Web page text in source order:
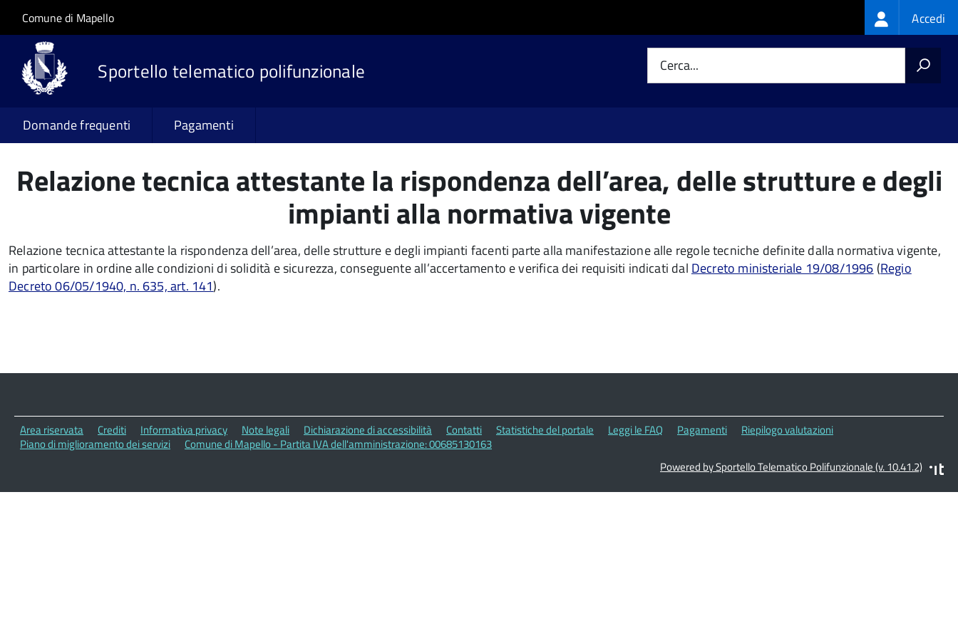
Salta al contenuto principale
Skip to site navigation
Comune di Mapello Login
menu
Accedi
Sportello telematico polifunzionale Cerca...
Domande frequenti Pagamenti
Relazione tecnica attestante la rispondenza dell’area, delle strutture e degli
impianti alla normativa vigente
Relazione tecnica attestante la rispondenza dell’area, delle strutture e degli impianti facenti parte alla manifestazione alle regole tecniche definite dalla normativa vigente,
in particolare in ordine alle condizioni di solidità e sicurezza, conseguente all’accertamento e verifica dei requisiti indicati dal Decreto ministeriale 19/08/1996 (Regio
Decreto 06/05/1940, n. 635, art. 141).
Area riservata Crediti Informativa privacy Note legali Dichiarazione di accessibilità Contatti Statistiche del portale Leggi le FAQ Pagamenti
Riepilogo valutazioni
Piano di miglioramento dei servizi
Comune di Mapello - Partita IVA dell'amministrazione: 00685130163
Powered by Sportello Telematico Polifunzionale (v. 10.41.2)